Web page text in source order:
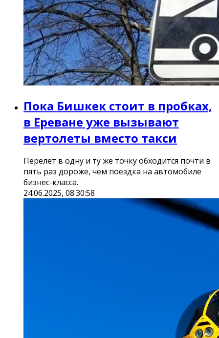
Пока Бишкек стоит в пробках,
в Ереване уже вызывают
вертолеты вместо такси
Перелет в одну и ту же точку обходится почти в
пять раз дороже, чем поездка на автомобиле
бизнес-класса.
24.06.2025, 08:30:58